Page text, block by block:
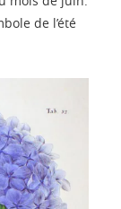
de l’été